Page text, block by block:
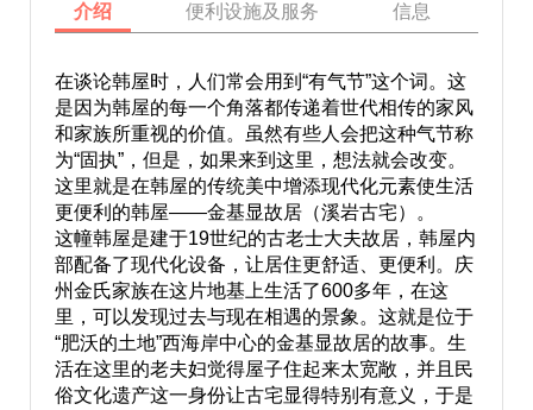
介绍 便利设施及服务 信息
在谈论韩屋时，人们常会用到“有气节”这个词。这
是因为韩屋的每一个角落都传递着世代相传的家风
和家族所重视的价值。虽然有些人会把这种气节称
为“固执”，但是，如果来到这里，想法就会改变。
这里就是在韩屋的传统美中增添现代化元素使生活
更便利的韩屋——金基显故居（溪岩古宅）。
这幢韩屋是建于19世纪的古老士大夫故居，韩屋内
部配备了现代化设备，让居住更舒适、更便利。庆
州金氏家族在这片地基上生活了600多年，在这
里，可以发现过去与现在相遇的景象。这就是位于
“肥沃的土地”西海岸中心的金基显故居的故事。生
活在这里的老夫妇觉得屋子住起来太宽敞，并且民
俗文化遗产这一身份让古宅显得特别有意义，于是